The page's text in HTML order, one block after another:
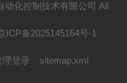
动化控制技术有限公司 All
ICP备2025145164号-1
理登录 sitemap.xml